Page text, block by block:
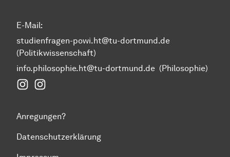
E-Mail:
studienfragen-powi.ht@tu-dortmund.de
(Politikwissenschaft)
info.philosophie.ht@tu-dortmund.de (Philosophie)
Instagram Fakultät Humanwissenschaften und
Anregungen?
Datenschutzerklärung